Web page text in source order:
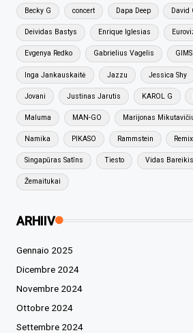
Becky G concert Dapa Deep David
Deividas Bastys Enrique Iglesias
Evgenya Redko Gabrielius Vagelis GIMS
Inga Jankauskaitė Jazzu Jessica Shy
Jovani Justinas Jarutis KAROL G
Maluma MAN-GO Marijonas
Namika PIKASO Rammstein Remix
Singapūras Satīns Tiesto Vidas Bareikis
Žemaitukai
ARHIIV
Gennaio 2025
Dicembre 2024
Novembre 2024
Ottobre 2024
Settembre 2024